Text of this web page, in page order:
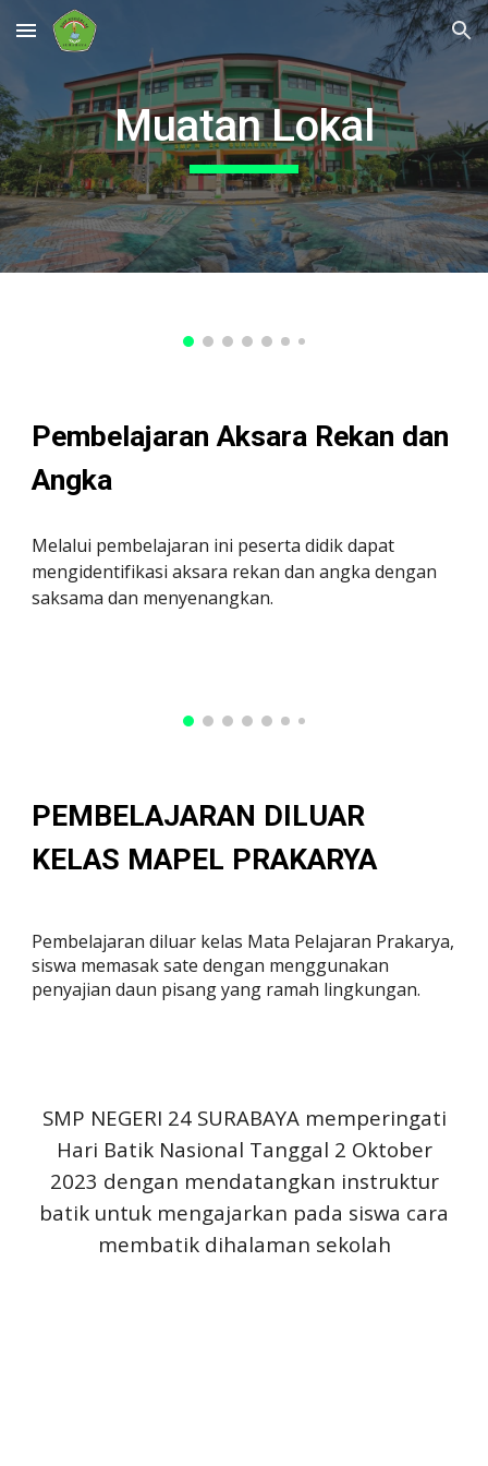
Skip to main content Skip to navigation
Muatan Lokal
Pembelajaran Aksara Rekan dan
Angka
Melalui pembelajaran ini peserta didik dapat
mengidentifikasi aksara rekan dan angka dengan
saksama dan menyenangkan.
PEMBELAJARAN DILUAR
KELAS MAPEL PRAKARYA
Pembelajaran diluar kelas Mata Pelajaran Prakarya,
siswa memasak sate dengan menggunakan
penyajian daun pisang yang ramah lingkungan.
SMP NEGERI 24 SURABAYA memperingati
Hari Batik Nasional Tanggal 2 Oktober
2023 dengan mendatangkan instruktur
batik untuk mengajarkan pada siswa cara
membatik dihalaman sekolah